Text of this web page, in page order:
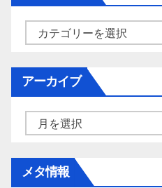
ー
アーカイブ
メタ情報